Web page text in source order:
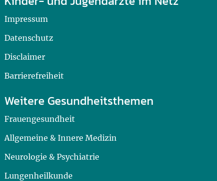
Impressum
Datenschutz
Disclaimer
Barrierefreiheit
Weitere Gesundheitsthemen
Frauengesundheit
Allgemeine & Innere Medizin
Neurologie & Psychiatrie
Lungenheilkunde